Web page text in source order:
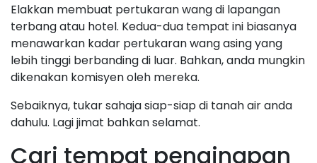
Elakkan membuat pertukaran wang di lapangan
terbang atau hotel. Kedua-dua tempat ini biasanya
menawarkan kadar pertukaran wang asing yang
lebih tinggi berbanding di luar. Bahkan, anda mungkin
dikenakan komisyen oleh mereka.
Sebaiknya, tukar sahaja siap-siap di tanah air anda
dahulu. Lagi jimat bahkan selamat.
Cari tempat penginapan